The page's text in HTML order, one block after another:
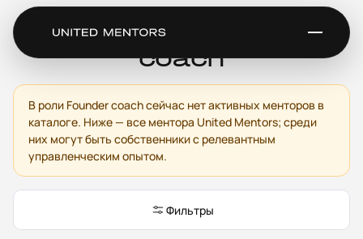
Ментор для Founder
coach
В роли Founder coach сейчас нет активных менторов в
каталоге. Ниже — все ментора United Mentors; среди
них могут быть собственники с релевантным
управленческим опытом.
Фильтры
Сервис
Каталог менторов
Как это работает
Отзывы
Стать ментором
Партнёрская программа
Благотворительность